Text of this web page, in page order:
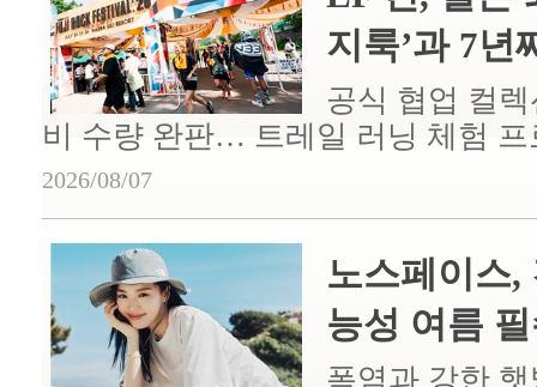
지룩’과 7년
공식 협업 컬렉
비 수량 완판… 트레일 러닝 체험 프
2026/08/07
노스페이스,
능성 여름
폭염과 강한